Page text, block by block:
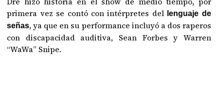
primera vez se contó con intérpretes del lenguaje de
señas, ya que en su performance incluyó a dos raperos
con discapacidad auditiva, Sean Forbes y Warren
“WaWa” Snipe.